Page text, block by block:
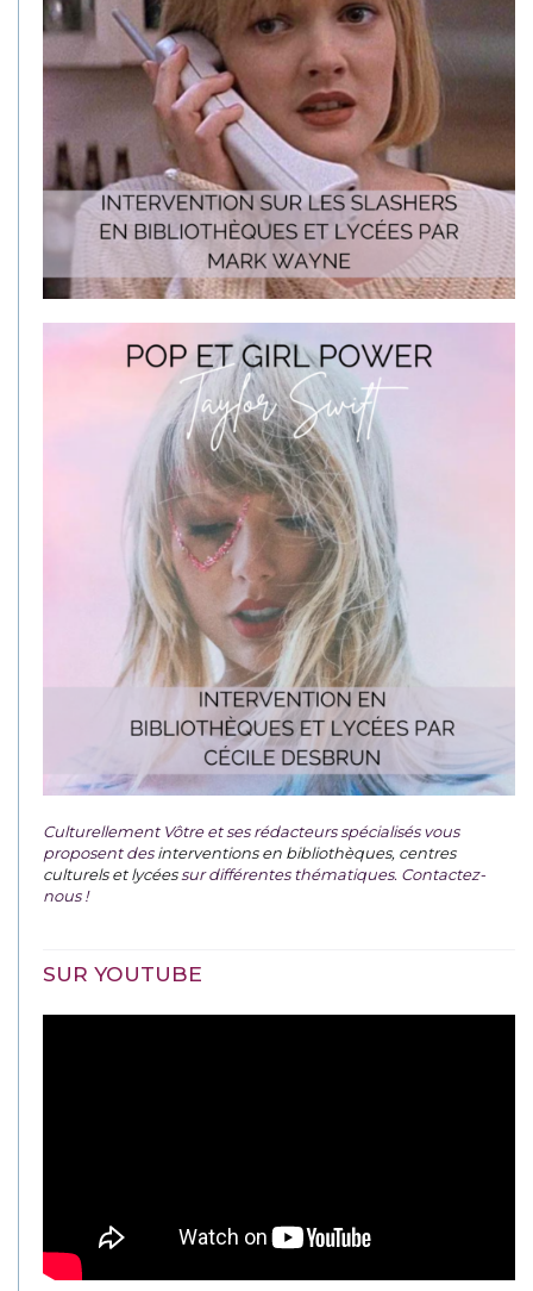
Culturellement Vôtre et ses rédacteurs spécialisés vous
proposent desinterventions en bibliothèques, centres
culturels et lycéessur différentes thématiques. Contactez-
nous !
SUR YOUTUBE